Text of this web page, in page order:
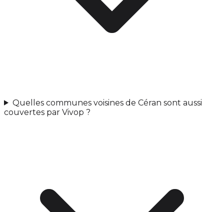
Quelles communes voisines de Céran sont aussi
couvertes par Vivop ?